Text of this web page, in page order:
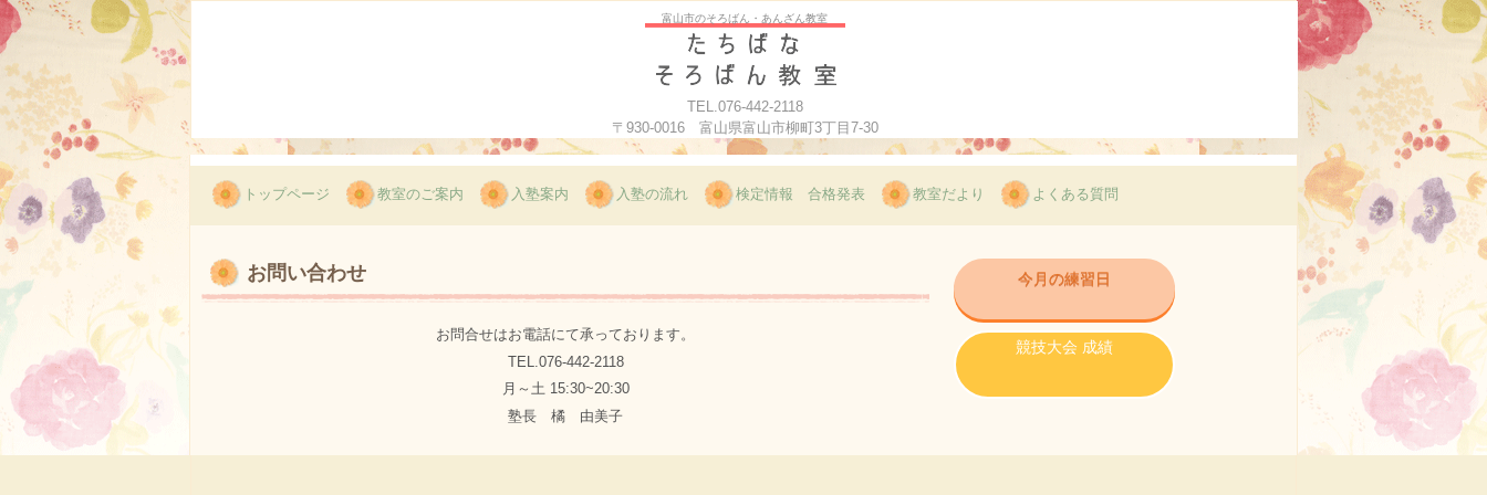
富山市のそろばん・あんざん教室
TEL.076-442-2118
〒930-0016 富山県富山市柳町3丁目7-30
トップページ 教室のご案内 入塾案内 入塾の流れ 検定情報 合格発表 教室だより よくある質問
お問い合わせ
お問合せはお電話にて承っております。
TEL.076-442-2118
月～土 15:30~20:30
塾長 橘 由美子
今月の練習日
競技大会 成績